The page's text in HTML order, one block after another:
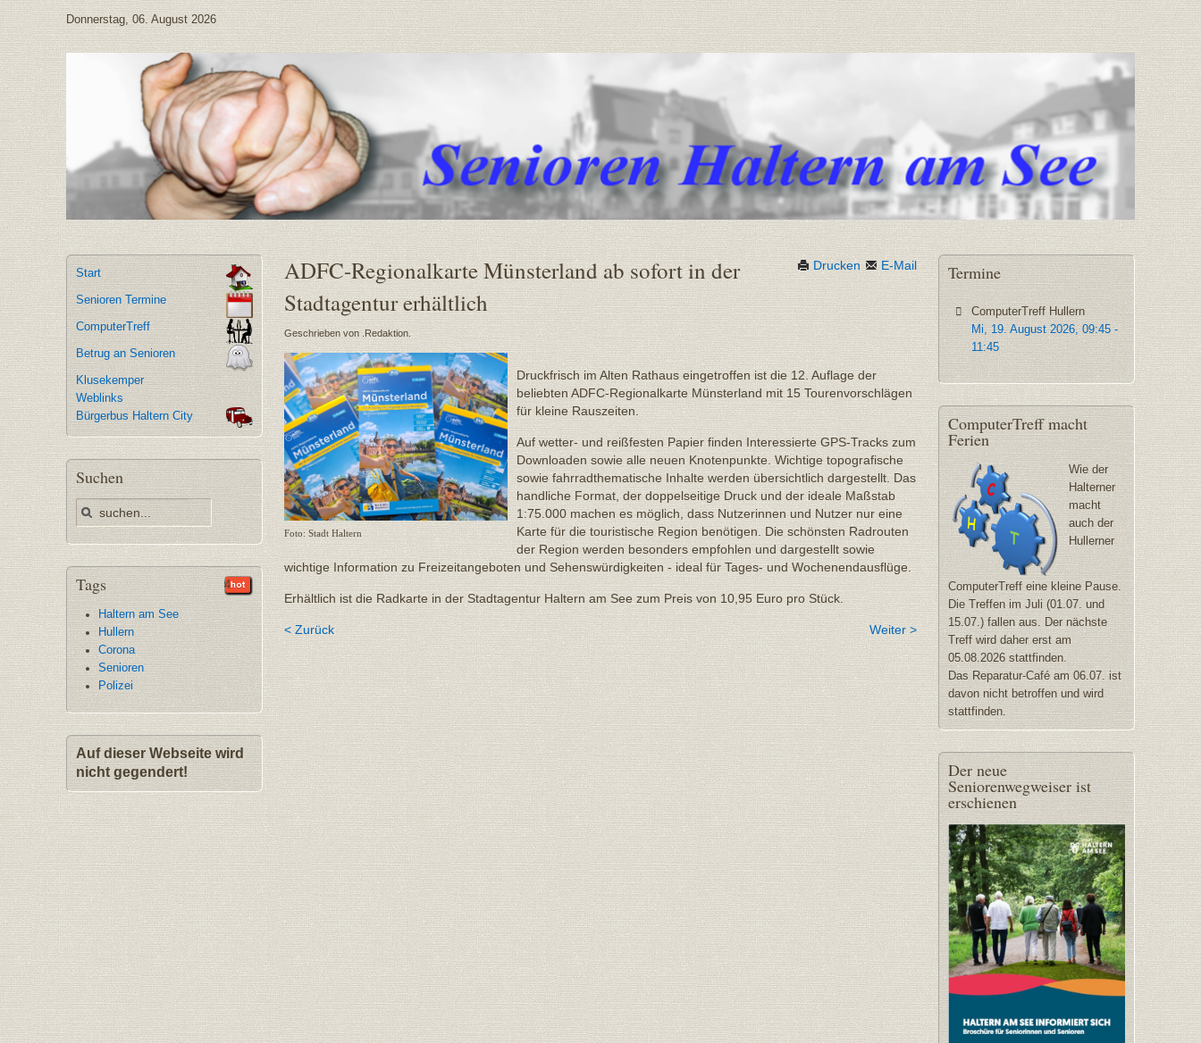
Donnerstag, 06. August 2026
E-Mail
Drucken
ADFC-Regionalkarte Münsterland ab sofort in der
Stadtagentur erhältlich
Geschrieben von .Redaktion.
Foto: Stadt Haltern
Druckfrisch im Alten Rathaus eingetroffen ist die 12. Auflage der
beliebten ADFC-Regionalkarte Münsterland mit 15 Tourenvorschlägen
für kleine Rauszeiten.
Auf wetter- und reißfesten Papier finden Interessierte GPS-Tracks zum
Downloaden sowie alle neuen Knotenpunkte. Wichtige topografische
sowie fahrradthematische Inhalte werden übersichtlich dargestellt. Das
handliche Format, der doppelseitige Druck und der ideale Maßstab
1:75.000 machen es möglich, dass Nutzerinnen und Nutzer nur eine
Karte für die touristische Region benötigen. Die schönsten Radrouten
der Region werden besonders empfohlen und dargestellt sowie
wichtige Information zu Freizeitangeboten und Sehenswürdigkeiten - ideal für Tages- und Wochenendausflüge.
Erhältlich ist die Radkarte in der Stadtagentur Haltern am See zum Preis von 10,95 Euro pro Stück.
< Zurück Weiter >
Start
Senioren Termine
ComputerTreff
Betrug an Senioren
Klusekemper
Weblinks
Bürgerbus Haltern City
Suchen
Tags
Haltern am See
35
Hullern
9
Corona
9
Senioren
5
Polizei
4
Auf dieser Webseite wird
nicht gegendert!
Termine
ComputerTreff Hullern
Mi, 19. August 2026,09:45-
11:45
ComputerTreffmacht
Ferien
Wie der
Halterner
macht
auch der
Hullerner
ComputerTreff eine kleine Pause.
Die Treffen im Juli (01.07. und
15.07.) fallen aus. Der nächste
Treff wird daher erst am
05.08.2026 stattfinden.
Das Reparatur-Café am 06.07. ist
davon nicht betroffen und wird
stattfinden.
Der neue
Seniorenwegweiser ist
erschienen